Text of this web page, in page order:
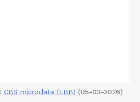
CBS microdata (EBB) (05-03-2026)